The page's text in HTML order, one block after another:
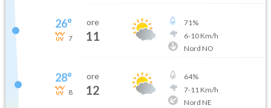
26°
7
ore
11
71%
6-10Km/h
Nord NO
28°
8
ore
12
64%
7-11 Km/h
Nord NE